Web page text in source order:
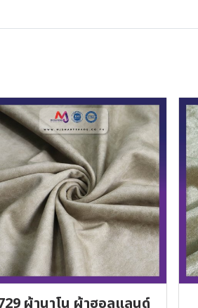
ผ้านาโน ผ้าฮอลแลนด์